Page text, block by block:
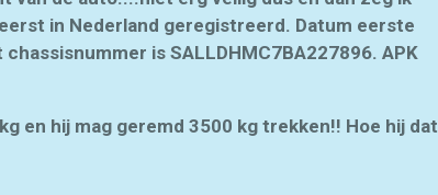
in Nederland geregistreerd. Datum eerste
is SALLDHMC7BA227896. APK
en hij mag geremd 3500 kg trekken!! Hoe hij dat